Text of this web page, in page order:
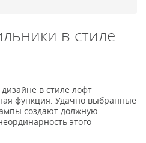
в стиле
в стиле лофт
функция. Удачно выбранные
создают должную
этого